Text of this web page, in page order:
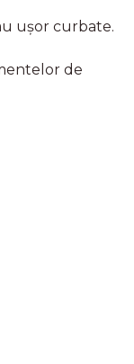
ușor curbate.
de